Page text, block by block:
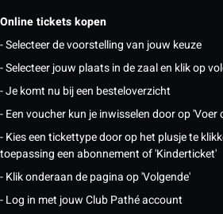
Online tickets kopen
- Selecteer de voorstelling van jouw keuze
- Selecteer jouw plaats in de zaal en klik op
- Je komt nu bij een besteloverzicht
- Een voucher kun je inwisselen door op 'Voer
- Kies een tickettype door op het plusje te
toepassing een abonnement of 'Kinderticket'
- Klik onderaan de pagina op 'Volgende'
- Log in met jouw Club Pathé account